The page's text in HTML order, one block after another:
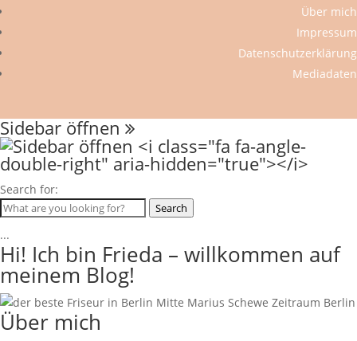
Über mich
Impressum
Datenschutzerklärung
Mediadaten
Sidebar öffnen
Search for:
Search
...
Hi! Ich bin Frieda – willkommen auf
meinem Blog!
Über mich